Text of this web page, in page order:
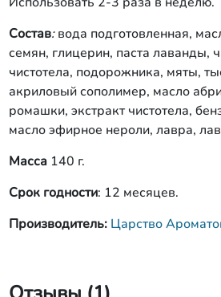
Состав:вода подготовленная,
семян, глицерин, паста лаванды,
чистотела, подорожника, мяты,
акриловый сополимер, масло
ромашки, экстракт чистотела,
масло эфирное нероли, лавра,
Масса140 г.
Срок годности: 12 месяцев.
Производитель: Царство